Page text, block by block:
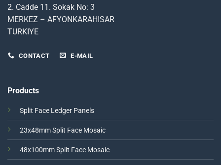
2. Cadde 11. Sokak No: 3
MERKEZ – AFYONKARAHISAR
TURKIYE
CONTACT E-MAIL
Products
Split Face Ledger Panels
23x48mm Split Face Mosaic
48x100mm Split Face Mosaic